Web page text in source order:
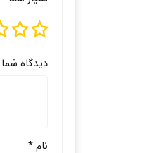
دیدگاه شما
نام*